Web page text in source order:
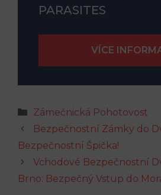
PARASITES
Rubriky
Zámečnická Pohotovost
Bezpečnostní Zámky do
Bezpečnostní Špička!
Vchodové Bezpečnostní
Brno: Bezpečný Vstup do